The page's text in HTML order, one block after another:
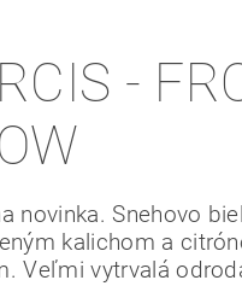
-
novinka. Snehovo
kalichom a
Veľmi vytrvalá